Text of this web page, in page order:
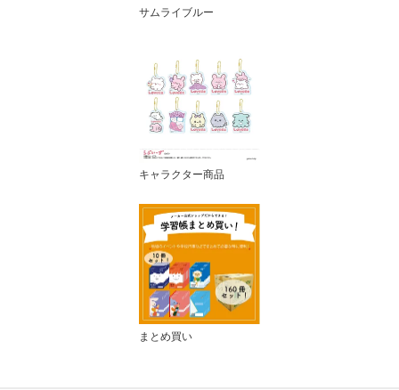
サムライブルー
キャラクター商品
まとめ買い